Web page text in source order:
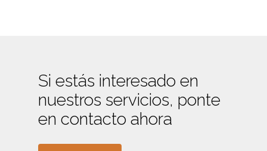
Si estás interesado en
nuestros servicios, ponte
en contacto ahora